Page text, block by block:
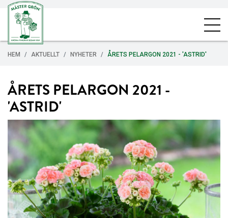
HEM AKTUELLT NYHETER ÅRETS PELARGON 2021 - 'ASTRID'
ÅRETS PELARGON 2021 -
'ASTRID'